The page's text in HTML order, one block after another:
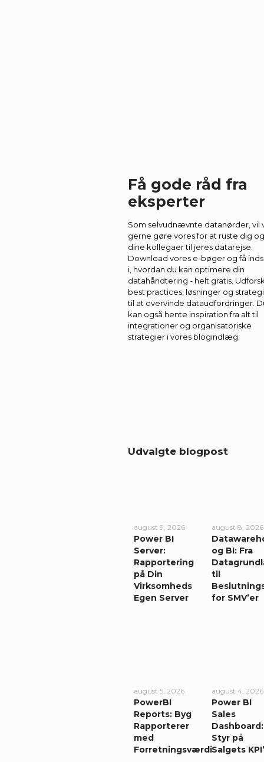
Få gode råd fra
eksperter
Som selvudnævnte datanørder, vil
gerne gøre vores for at ruste dig og
dine kollegaer til jeres datarejse.
Download vores e-bøger og få
i, hvordan du kan optimere din
datahåndtering - helt gratis.
best practices, løsninger og
til at overvinde dataudfordringer.
kan også hente inspiration fra alt til
integrationer og organisatoriske
strategier i vores blogindlæg.
Udvalgte blogpost
august 9, 2026
Power BI
Server:
Rapportering
på Din
Virksomheds
Egen Server
august 8, 2026
og BI: Fra
til
for SMV’er
august 5, 2026
PowerBI
Reports: Byg
Rapporterer
med
Forretningsværdi
august 4, 2026
Power BI
Sales
Dashboard:
Styr på
Salgets